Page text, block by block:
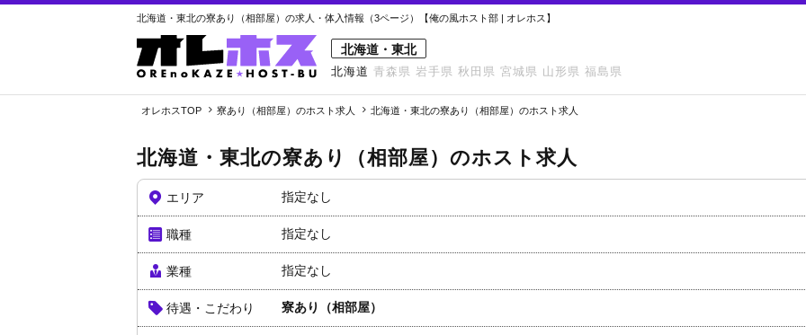
北海道・東北の寮あり（相部屋）の求人・体入情報（3ページ）【俺の風ホスト部 | オレホス】
北海道・東北
北海道 青森県 岩手県 秋田県 宮城県 山形県 福島県
オレホスTOP 寮あり（相部屋）のホスト求人 北海道・東北の寮あり（相部屋）のホスト求人
北海道・東北の寮あり（相部屋）のホスト求人
エリア 指定なし
職種 指定なし
業種 指定なし
待遇・こだわり 寮あり（相部屋）